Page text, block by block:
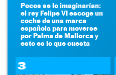
Pocos se lo imaginarían:
el rey Felipe VI escoge un
coche de una marca
española para moverse
por Palma de Mallorca y
esto es lo que cuesta
3